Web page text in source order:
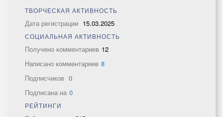
ТВОРЧЕСКАЯ АКТИВНОСТЬ
Дата регистрации 15.03.2025
СОЦИАЛЬНАЯ АКТИВНОСТЬ
Получено комментариев 12
Написано комментариев 8
Подписчиков 0
Подписана на 0
РЕЙТИНГИ